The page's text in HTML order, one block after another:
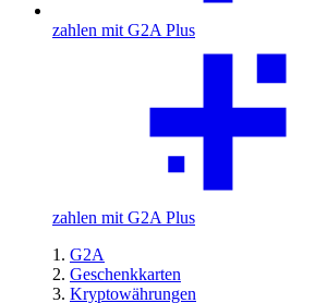
zahlen mit G2A Plus
zahlen mit G2A Plus
G2A
Geschenkkarten
Kryptowährungen